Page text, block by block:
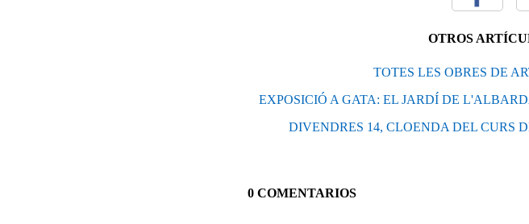
OTROS
TOTES LES OBRES DE
EXPOSICIÓ A GATA: EL JARDÍ DE
DIVENDRES 14, CLOENDA DEL CURS
0 COMENTARIOS